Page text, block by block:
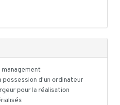
possession d'un ordinateur
pour la réalisation